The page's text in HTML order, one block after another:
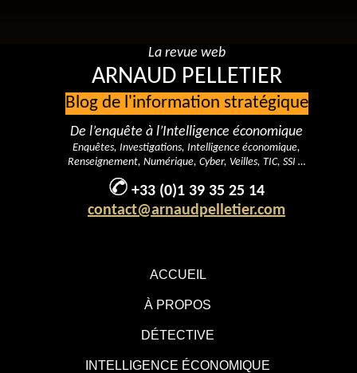
ACCUEIL
À PROPOS
DÉTECTIVE
INTELLIGENCE ÉCONOMIQUE
La revue web
ARNAUD PELLETIER
Blog de l'information stratégique
De l’enquête à l’Intelligence économique
Enquêtes, Investigations, Intelligence économique,
Renseignement, Numérique, Cyber, Veilles, TIC, SSI …
+33 (0)1 39 35 25 14
contact@arnaudpelletier.com